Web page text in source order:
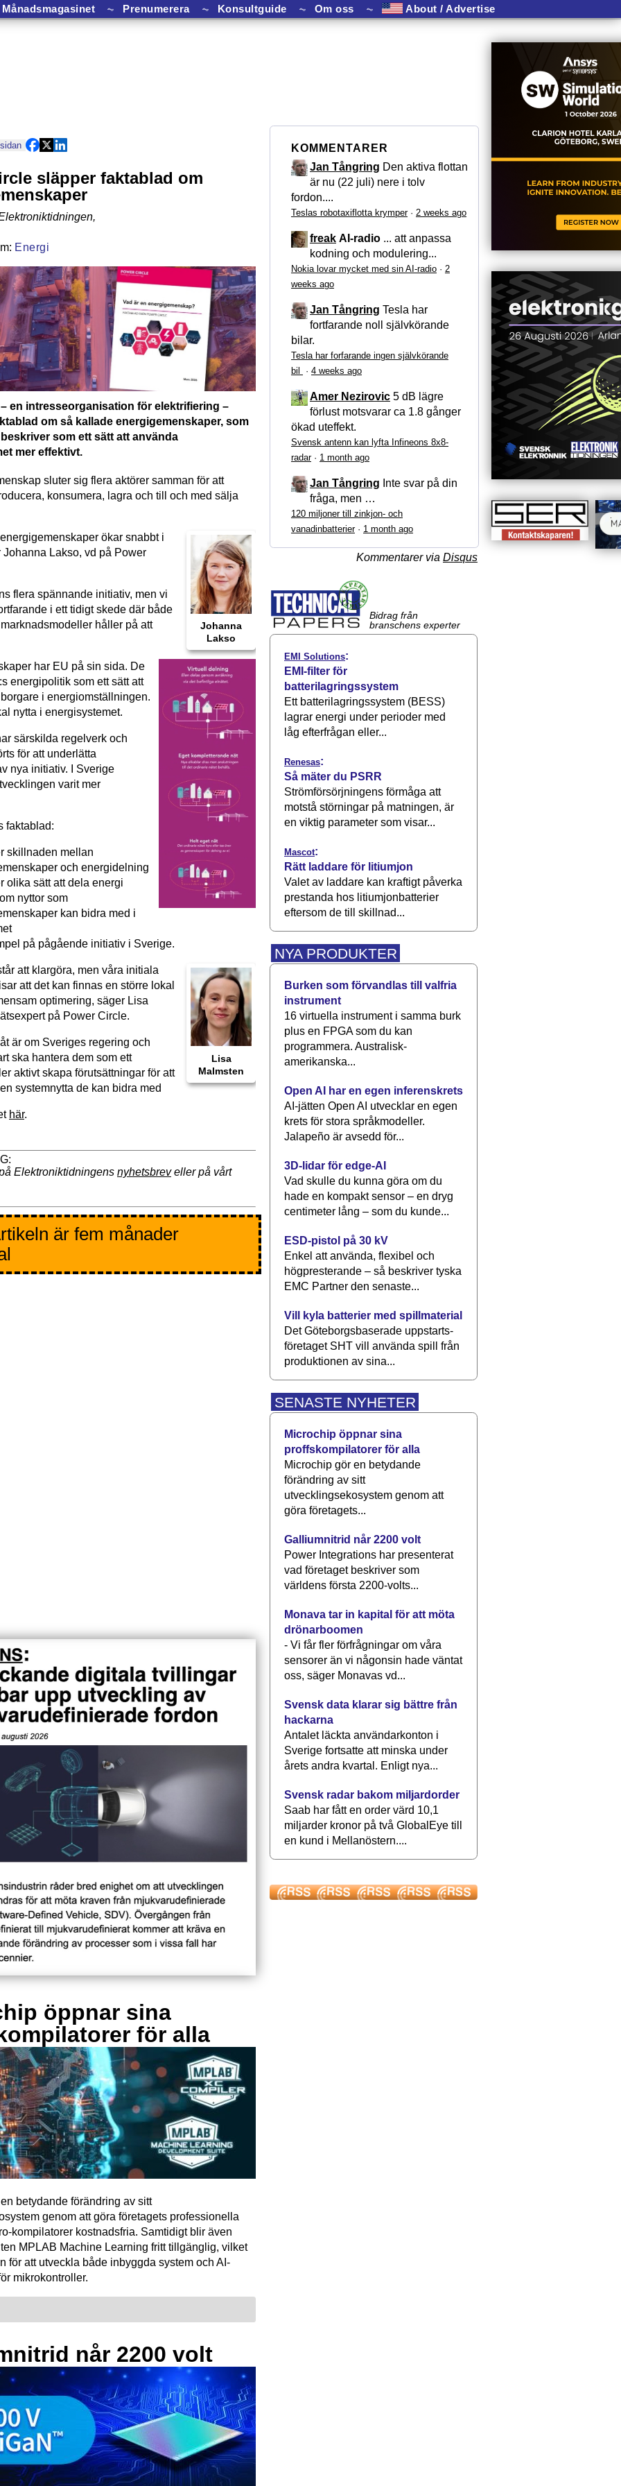
Månadsmagasinet ⏦ Prenumerera ⏦ Konsultguide ⏦ Om oss ⏦ About / Advertise
släpper faktablad om
,
Energi
en intresseorganisation för elektrifiering –
om så kallade energigemenskaper, som
som ett sätt att använda
mer effektivt.
sluter sig flera aktörer samman för att
konsumera, lagra och till och med sälja
Johanna
Lakso
ökar snabbt i
Johanna Lakso, vd på Power
flera spännande initiativ, men vi
i ett tidigt skede där både
håller på att
har EU på sin sida. De
energipolitik som ett sätt att
i energiomställningen.
nytta i energisystemet.
särskilda regelverk och
för att underlätta
nya initiativ. I Sverige
varit mer
faktablad:
skillnaden mellan
och energidelning
olika sätt att dela energi
nyttor som
kan bidra med i
på pågående initiativ i Sverige.
Lisa
Malmsten
att klargöra, men våra initiala
att det kan finnas en större lokal
optimering, säger Lisa
på Power Circle.
är om Sveriges regering och
ska hantera dem som ett
aktivt skapa förutsättningar för att
systemnytta de kan bidra med
här.
Elektroniktidningens nyhetsbreveller på vårt
är fem månader
öppnar sina
för alla
betydande förändring av sitt
genom att göra företagets professionella
kompilatorer kostnadsfria. Samtidigt blir även
MPLAB Machine Learning fritt tillgänglig, vilket
för att utveckla både inbyggda system och AI-
mikrokontroller.
når 2200 volt
KOMMENTARER
Jan Tångring Den aktiva flottan
är nu (22 juli) nere i tolv
fordon....
Teslas robotaxiflotta krymper· 2 weeks ago
freak AI-radio ... att anpassa
kodning och modulering...
Nokia lovar mycket med sin AI-radio · 2
weeks ago
Jan Tångring Tesla har
fortfarande noll självkörande
bilar.
Tesla har forfarande ingen självkörande
bil
· 4 weeks ago
Amer Nezirovic 5 dB lägre
förlust motsvarar ca 1.8 gånger
ökad uteffekt.
Svensk antenn kan lyfta Infineons 8x8-
radar· 1 month ago
Jan Tångring Inte svar på din
fråga, men …
120 miljoner till zinkjon- och
vanadinbatterier· 1 month ago
Kommentarer via Disqus
Bidrag från
branschens experter
EMI Solutions:
EMI-filter för
batterilagringssystem
Ett batterilagringssystem (BESS)
lagrar energi under perioder med
låg efterfrågan eller...
Renesas:
Så mäter du PSRR
Strömförsörjningens förmåga att
motstå störningar på matningen, är
en viktig parameter som visar...
Mascot:
Rätt laddare för litiumjon
Valet av laddare kan kraftigt påverka
prestanda hos litiumjonbatterier
eftersom de till skillnad...
NYA PRODUKTER
Burken som förvandlas till valfria
instrument
16 virtuella instrument i samma burk
plus en FPGA som du kan
programmera. Australisk-
amerikanska...
Open AI har en egen inferenskrets
AI-jätten Open AI utvecklar en egen
krets för stora språkmodeller.
Jalapeño är avsedd för...
3D-lidar för edge-AI
Vad skulle du kunna göra om du
hade en kompakt sensor – en dryg
centimeter lång – som du kunde...
ESD-pistol på 30 kV
Enkel att använda, flexibel och
högpresterande – så beskriver tyska
EMC Partner den senaste...
Vill kyla batterier med spillmaterial
Det Göteborgsbaserade upp­starts­
företaget SHT vill använda spill från
produktionen av sina...
SENASTE NYHETER
Microchip öppnar sina
proffskompilatorer för alla
Microchip gör en betydande
förändring av sitt
utvecklingsekosystem genom att
göra företagets...
Galliumnitrid når 2200 volt
Power Integrations har presenterat
vad företaget beskriver som
världens första 2200-volts...
Monava tar in kapital för att möta
drönarboomen
- Vi får fler förfrågningar om våra
sensorer än vi någonsin hade väntat
oss, säger Monavas vd...
Svensk data klarar sig bättre från
hackarna
Antalet läckta användarkonton i
Sverige fortsatte att minska under
årets andra kvartal. Enligt nya...
Svensk radar bakom miljardorder
Saab har fått en order värd 10,1
miljarder kronor på två GlobalEye till
en kund i Mellanöstern....